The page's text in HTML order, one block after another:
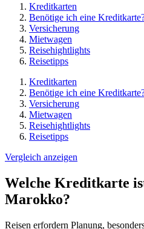
Kreditkarten
Benötige ich eine
Versicherung
Mietwagen
Reisehightlights
Reisetipps
Kreditkarten
Benötige ich eine
Versicherung
Mietwagen
Reisehightlights
Reisetipps
Vergleich anzeigen
Welche Kreditkarte
Marokko?
Reisen erfordern Planung,